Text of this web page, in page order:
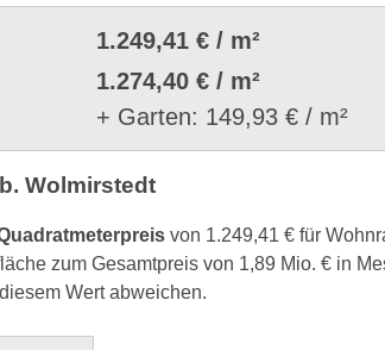
1.249,41 € / m²
1.274,40 € / m²
+ Garten: 149,93 € / m²
Wolmirstedt
von 1.249,41 € für
zum Gesamtpreis von 1,89 Mio. € in
Wert abweichen.